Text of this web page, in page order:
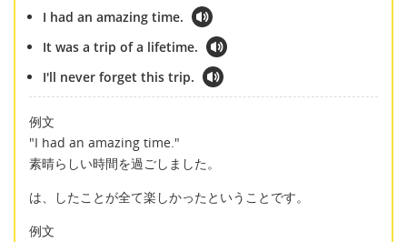
I had an amazing time.
It was a trip of a lifetime.
I'll never forget this trip.
例文
"I had an amazing time."
素晴らしい時間を過ごしました。
は、したことが全て楽しかったということです。
例文